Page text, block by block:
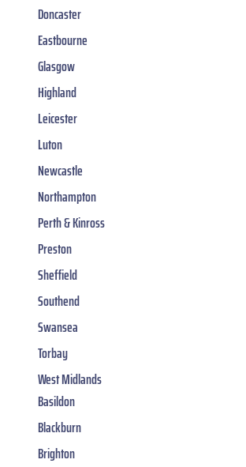
Doncaster
Eastbourne
Glasgow
Highland
Leicester
Luton
Newcastle
Northampton
Perth & Kinross
Preston
Sheffield
Southend
Swansea
Torbay
West Midlands
Basildon
Blackburn
Brighton